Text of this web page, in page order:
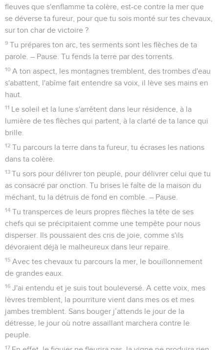
fleuves que s'enflamme ta colère, est-ce contre la mer que
se déverse ta fureur, pour que tu sois monté sur tes chevaux,
sur ton char de victoire ?
9 Tu prépares ton arc, tes serments sont les flèches de ta
parole. – Pause. Tu fends la terre par des torrents.
10 A ton aspect, les montagnes tremblent, des trombes d'eau
s'abattent, l'abîme fait entendre sa voix, il lève ses mains en
haut.
11 Le soleil et la lune s'arrêtent dans leur résidence, à la
lumière de tes flèches qui partent, à la clarté de ta lance qui
brille.
12 Tu parcours la terre dans ta fureur, tu écrases les nations
dans ta colère.
13 Tu sors pour délivrer ton peuple, pour délivrer celui que tu
as consacré par onction. Tu brises le faîte de la maison du
méchant, tu la détruis de fond en comble. – Pause.
14 Tu transperces de leurs propres flèches la tête de ses
chefs qui se précipitaient comme une tempête pour nous
disperser. Ils poussaient des cris de joie, comme s'ils
dévoraient déjà le malheureux dans leur repaire.
15 Avec tes chevaux tu parcours la mer, le bouillonnement
de grandes eaux.
16 J'ai entendu et je suis tout bouleversé. A cette voix, mes
lèvres tremblent, la pourriture vient dans mes os et mes
jambes tremblent. Sans bouger j’attends le jour de la
détresse, le jour où notre assaillant marchera contre le
peuple.
17